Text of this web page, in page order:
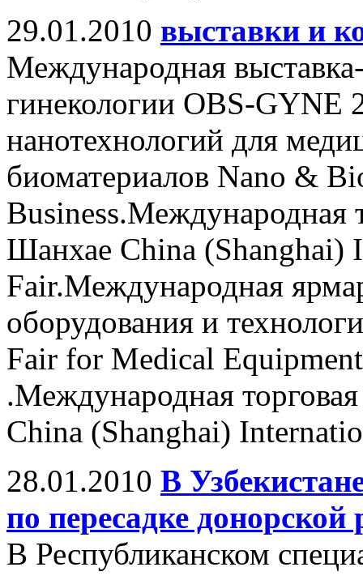
29.01.2010 выставки и
Международная
гинекологии OBS-GYNE
нанотехнологий для
биоматериалов Nano &
Business.Международная
Шанхае China (Shanghai)
Fair.Международная
оборудования и
Fair for Medical
.Международная
China (Shanghai)
28.01.2010 В
по пересадке
В Республиканском